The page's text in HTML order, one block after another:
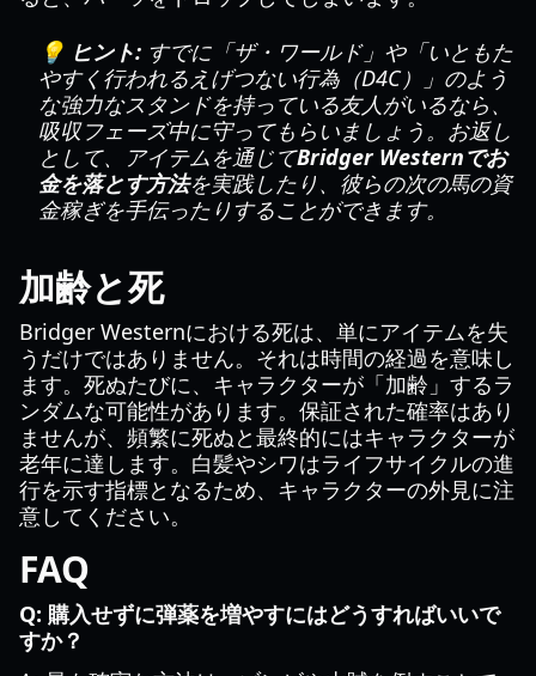
💡 ヒント: すでに「ザ・ワールド」や「いともた
やすく行われるえげつない行為（D4C）」のよう
な強力なスタンドを持っている友人がいるなら、
吸収フェーズ中に守ってもらいましょう。お返し
として、アイテムを通じてBridger Westernでお
金を落とす方法を実践したり、彼らの次の馬の資
金稼ぎを手伝ったりすることができます。
加齢と死
Bridger Westernにおける死は、単にアイテムを失
うだけではありません。それは時間の経過を意味し
ます。死ぬたびに、キャラクターが「加齢」するラ
ンダムな可能性があります。保証された確率はあり
ませんが、頻繁に死ぬと最終的にはキャラクターが
老年に達します。白髪やシワはライフサイクルの進
行を示す指標となるため、キャラクターの外見に注
意してください。
FAQ
Q: 購入せずに弾薬を増やすにはどうすればいいで
すか？